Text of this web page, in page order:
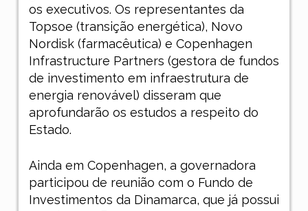
os executivos. Os representantes da
Topsoe (transição energética), Novo
Nordisk (farmacêutica) e Copenhagen
Infrastructure Partners (gestora de fundos
de investimento em infraestrutura de
energia renovável) disseram que
aprofundarão os estudos a respeito do
Estado.
Ainda em Copenhagen, a governadora
participou de reunião com o Fundo de
Investimentos da Dinamarca, que já possui